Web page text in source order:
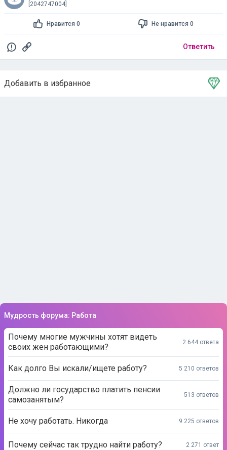
[2042747004]
Нравится 0 Не нравится 0
Ответить
Добавить в избранное
Тема в избранном
Мудрость форума: Работа
Почему многие мужчины хотят видеть
своих жен работающими?
2 644 ответа
Как долго Вы искали/ищете работу? 5 210 ответов
Должно ли государство платить пенсии
самозанятым?
513 ответов
Не хочу работать. Никогда 9 225 ответов
Почему сейчас так трудно найти работу? 2 271 ответ